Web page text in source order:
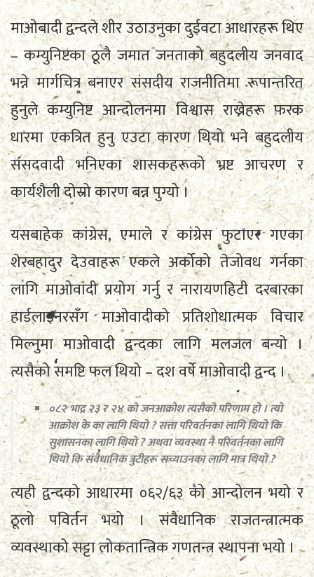
माओबादी द्वन्दले शीर उठाउनुका दुईवटा आधारहरू थिए
– कम्युनिष्टका ठूलै जमात जनताको बहुदलीय जनवाद
भन्ने मार्गचित्र बनाएर संसदीय राजनीतिमा रूपान्तरित
हुनुले कम्युनिष्ट आन्दोलनमा विश्वास राख्नेहरू फरक
धारमा एकत्रित हुनु एउटा कारण थियो भने बहुदलीय
संसदवादी भनिएका शासकहरूको भ्रष्ट आचरण र
कार्यशैली दोस्रो कारण बन्न पुग्यो ।
यसबाहेक कांग्रेस, एमाले र कांग्रेस फुटाएर गएका
शेरबहादुर देउवाहरू एकले अर्कोको तेजोवध गर्नका
लागि माओवादी प्रयोग गर्नु र नारायणहिटी दरबारका
हार्डलाइनरसँग माओवादीको प्रतिशोधात्मक विचार
मिल्नुमा माओवादी द्वन्दका लागि मलजल बन्यो ।
त्यसैको समष्टि फल थियो – दश वर्षे माओवादी द्वन्द ।
०८२ भाद्र २३ र २४ को जनआक्रोश त्यसैको परिणाम हो । त्यो
आक्रोश के का लागि थियो ? सत्ता परिवर्तनका लागि थियो कि
सुशासनका लागि थियो ? अथवा व्यवस्था नै परिवर्तनका लागि
थियो कि संवैधानिक त्रुटीहरू सच्याउनका लागि मात्र थियो ?
त्यही द्वन्दको आधारमा ०६२/६३ को आन्दोलन भयो र
ठूलो पविर्तन भयो । संवैधानिक राजतन्त्रात्मक
व्यवस्थाको सट्टा लोकतान्त्रिक गणतन्त्र स्थापना भयो ।